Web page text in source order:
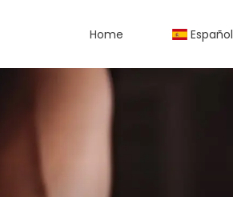
Home Español